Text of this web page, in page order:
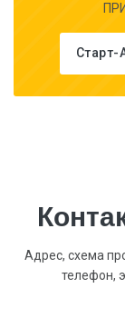
Старт-
Адрес, схема
телефон,